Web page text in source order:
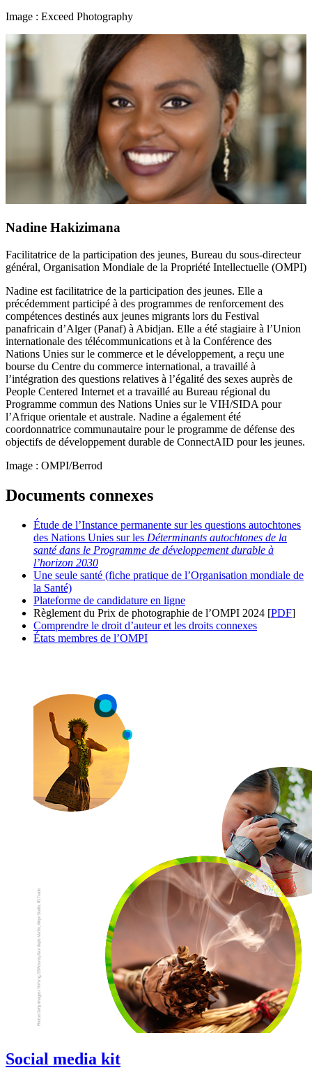
Image : Exceed Photography
Nadine Hakizimana
Facilitatrice de la participation des jeunes, Bureau du sous-directeur
général, Organisation Mondiale de la Propriété Intellectuelle (OMPI)
Nadine est facilitatrice de la participation des jeunes. Elle a
précédemment participé à des programmes de renforcement des
compétences destinés aux jeunes migrants lors du Festival
panafricain d’Alger (Panaf) à Abidjan. Elle a été stagiaire à l’Union
internationale des télécommunications et à la Conférence des
Nations Unies sur le commerce et le développement, a reçu une
bourse du Centre du commerce international, a travaillé à
l’intégration des questions relatives à l’égalité des sexes auprès de
People Centered Internet et a travaillé au Bureau régional du
Programme commun des Nations Unies sur le VIH/SIDA pour
l’Afrique orientale et australe. Nadine a également été
coordonnatrice communautaire pour le programme de défense des
objectifs de développement durable de ConnectAID pour les jeunes.
Image : OMPI/Berrod
Documents connexes
Étude de l’Instance permanente sur les questions autochtones
des Nations Unies sur les Déterminants autochtones de la
santé dans le Programme de développement durable à
l’horizon 2030
Une seule santé (fiche pratique de l’Organisation mondiale de
la Santé)
Plateforme de candidature en ligne
Règlement du Prix de photographie de l’OMPI 2024 [PDF]
Comprendre le droit d’auteur et les droits connexes
États membres de l’OMPI
Social media kit